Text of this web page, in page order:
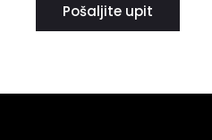
Pošaljite upit